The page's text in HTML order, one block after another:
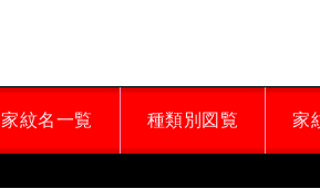
家紋名一覧 種類別図覧 家